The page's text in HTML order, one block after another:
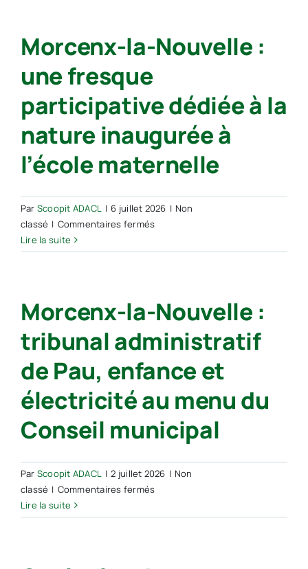
un
incendie
un
des
habitants
dans
l’attente
solution
de
relogement
Morcenx-la-Nouvelle :
une fresque
participative dédiée à la
nature inaugurée à
l’école maternelle
Par Scoopit ADACL | 6 juillet 2026 | Non
classé | Commentaires ferméssur
la-
fresque
participative
dédiée
à
la
nature
inaugurée
à
l’école
maternelle
Lire la suite
Morcenx-la-Nouvelle :
tribunal administratif
de Pau, enfance et
électricité au menu du
Conseil municipal
Par Scoopit ADACL | 2 juillet 2026 | Non
classé | Commentaires ferméssur
la-
Lire la suite